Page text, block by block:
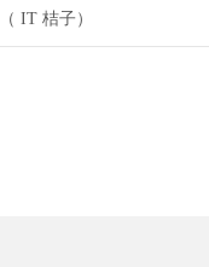
IT 桔子）